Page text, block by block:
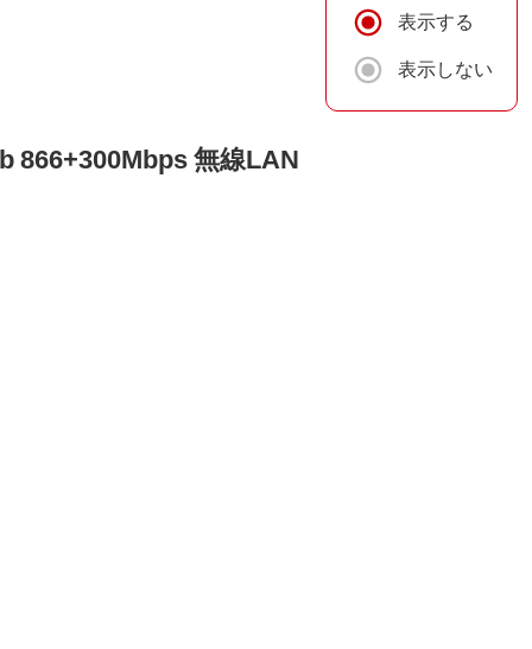
表示する
表示しない
866+300Mbps 無線LAN